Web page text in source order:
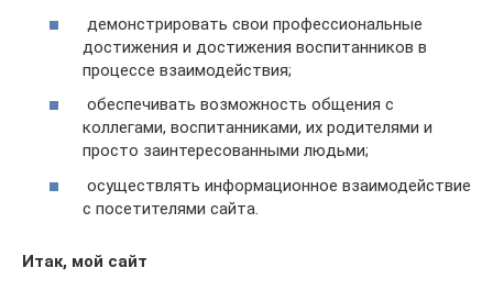
демонстрировать свои профессиональные
достижения и достижения воспитанников в
процессе взаимодействия;
обеспечивать возможность общения с
коллегами, воспитанниками, их родителями и
просто заинтересованными людьми;
осуществлять информационное взаимодействие
с посетителями сайта.
Итак, мой сайт